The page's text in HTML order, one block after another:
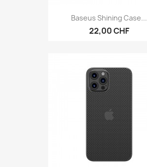
Baseus Shining Case...
22,00 CHF